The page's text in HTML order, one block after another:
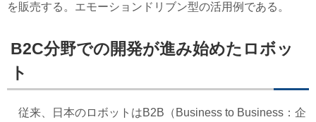
を販売する。エモーションドリブン型の活用例である。
B2C分野での開発が進み始めたロボッ
ト
従来、日本のロボットはB2B（Business to Business：企